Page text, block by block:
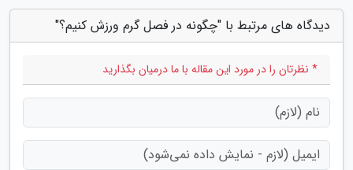
دیدگاه های مرتبط با "چگونه در فصل گرم ورزش کنیم؟"
* نظرتان را در مورد این مقاله با ما درمیان بگذارید